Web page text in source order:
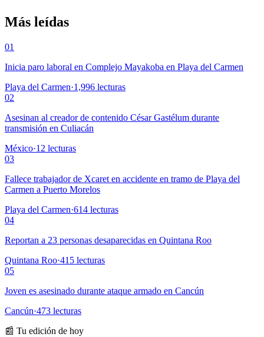
Más leídas
01
Inicia paro laboral en Complejo Mayakoba en Playa del Carmen
Playa del Carmen·1,996 lecturas
02
Asesinan al creador de contenido César Gastélum durante
transmisión en Culiacán
México·12 lecturas
03
Fallece trabajador de Xcaret en accidente en tramo de Playa del
Carmen a Puerto Morelos
Playa del Carmen·614 lecturas
04
Reportan a 23 personas desaparecidas en Quintana Roo
Quintana Roo·415 lecturas
05
Joven es asesinado durante ataque armado en Cancún
Cancún·473 lecturas
📰 Tu edición de hoy